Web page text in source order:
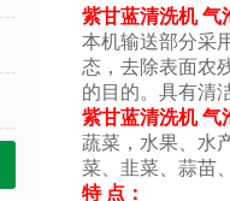
紫甘蓝清洗机 气
本机输送部分采
态，去除表面农
的目的。具有清
紫甘蓝清洗机 气
蔬菜，水果、水
菜、韭菜、蒜苗
特 点：